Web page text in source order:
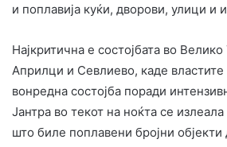
и поплавија куќи, дворови, улици и
Најкритична е состојбата во
Априлци и Севлиево, каде властите
вонредна состојба поради
Јантра во текот на ноќта се
што биле поплавени бројни објекти